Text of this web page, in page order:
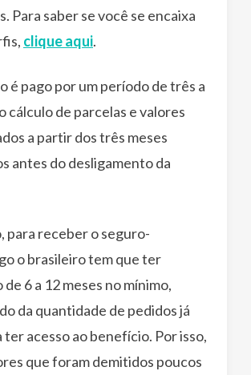
Para saber se você se encaixa
clique aqui.
é pago por um período de três a
cálculo de parcelas e valores
a partir dos três meses
antes do desligamento da
para receber o seguro-
o brasileiro tem que ter
6 a 12 meses no mínimo,
da quantidade de pedidos já
acesso ao benefício. Por isso,
que foram demitidos poucos